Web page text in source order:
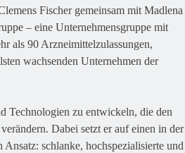
Fischer gemeinsam mit Madlena
– eine Unternehmensgruppe mit
als 90 Arzneimittelzulassungen,
wachsenden Unternehmen der
Technologien zu entwickeln, die den
Dabei setzt er auf einen in der
schlanke, hochspezialisierte und